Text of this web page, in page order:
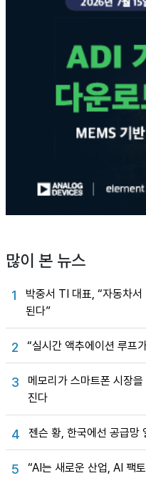
많이 본 뉴스
1
박중서 TI 대표, “자동차서
된다”
2 “실시간 액추에이션 루프
3
메모리가 스마트폰 시장
진다
4 젠슨 황, 한국에선 공급망
5 “AI는 새로운 산업, AI 팩